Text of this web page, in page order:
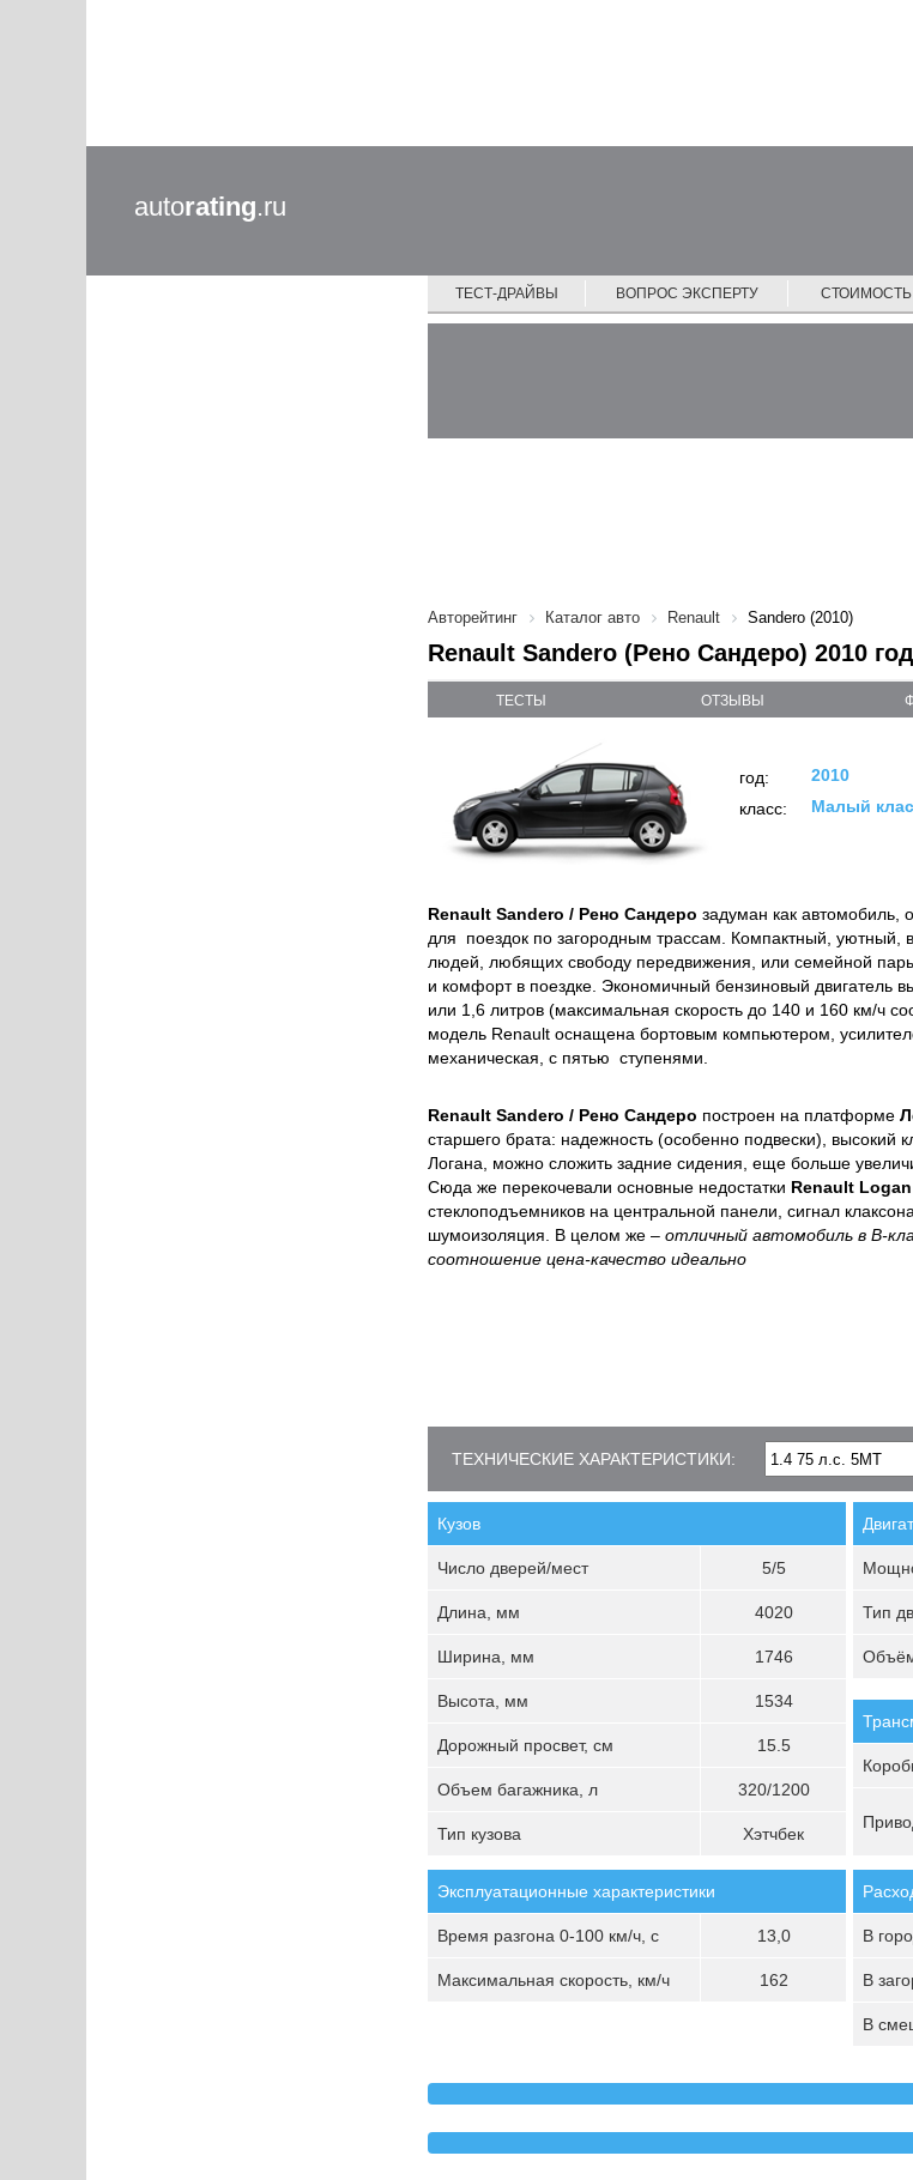
autorating.ru
ТЕСТ-ДРАЙВЫ ВОПРОС ЭКСПЕРТУ
Авторейтинг Каталог авто Renault Sandero (2010)
Renault Sandero (Рено Сандеро) 2010
ТЕСТЫ ОТЗЫВЫ
год:
2010
класс:
Малый
Renault Sandero / Рено Сандеро задуман как автомобиль,
для поездок по загородным трассам. Компактный,
людей, любящих свободу передвижения, или семейной
и комфорт в поездке. Экономичный бензиновый двигатель
или 1,6 литров (максимальная скорость до 140 и 160 км/ч
модель Renault оснащена бортовым компьютером,
механическая, с пятью ступенями.
Renault Sandero / Рено Сандеро построен на платформе
старшего брата: надежность (особенно подвески), высокий
Логана, можно сложить задние сидения, еще больше
Сюда же перекочевали основные недостатки Renault Logan
стеклоподъемников на центральной панели, сигнал
шумоизоляция. В целом же – отличный автомобиль в B-
соотношение цена-качество идеально
ТЕХНИЧЕСКИЕ ХАРАКТЕРИСТИКИ:
Кузов
Число дверей/мест 5/5
Длина, мм 4020
Ширина, мм 1746
Высота, мм 1534
Дорожный просвет, см 15.5
Объем багажника, л 320/1200
Тип кузова Хэтчбек
Тип
Эксплуатационные характеристики
Время разгона 0-100 км/ч, с 13,0
Максимальная скорость, км/ч 162
В
В
В